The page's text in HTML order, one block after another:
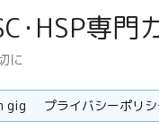
HSP専門
に
gig プライバシーポリ